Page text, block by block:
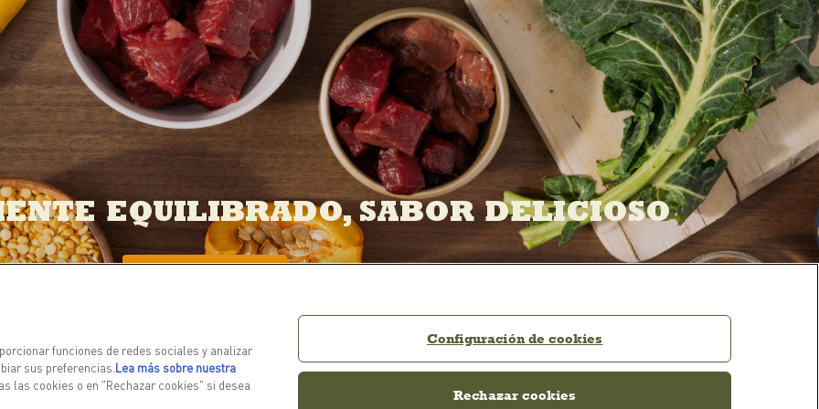
EQUILIBRADO, SABOR DELICIOSO
MÁS INFORMACIÓN
funciones de redes sociales y analizar
sus preferencias. Lea más sobre nuestra
las cookies o en "Rechazar cookies" si desea
Configuración de cookies
Rechazar cookies